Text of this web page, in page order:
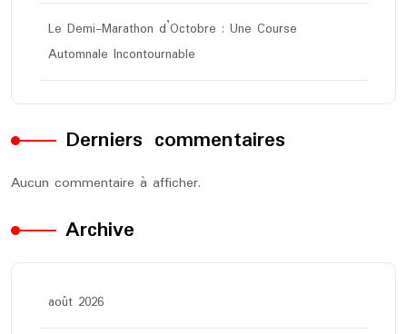
Le Demi-Marathon d’Octobre : Une Course
Automnale Incontournable
Derniers commentaires
Aucun commentaire à afficher.
Archive
août 2026